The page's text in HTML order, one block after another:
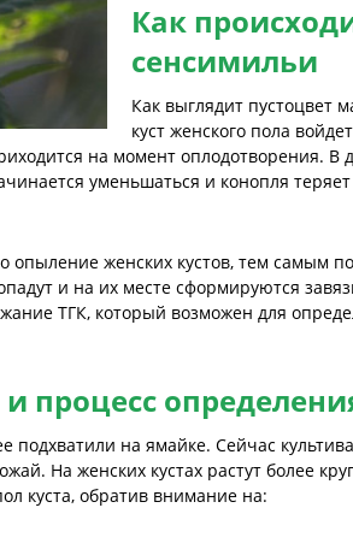
Как
сенсимильи
Как выглядит пустоцвет
куст женского пола
на момент оплодотворения. В
уменьшаться и конопля
опыление женских кустов, тем самым
и на их месте сформируются
ТГК, который возможен для
процесс
на ямайке. Сейчас
На женских кустах растут более
куста, обратив внимание на: